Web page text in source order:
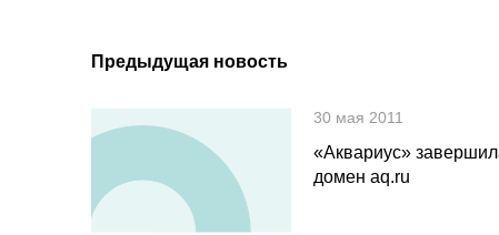
Предыдущая новость
30 мая 2011
«Аквариус»
домен aq.ru